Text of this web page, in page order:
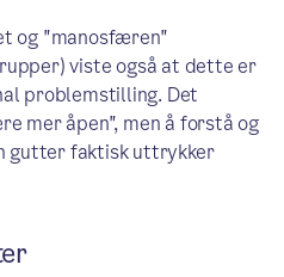
og "manosfæren"
viste også at dette er
problemstilling. Det
mer åpen", men å forstå og
gutter faktisk uttrykker